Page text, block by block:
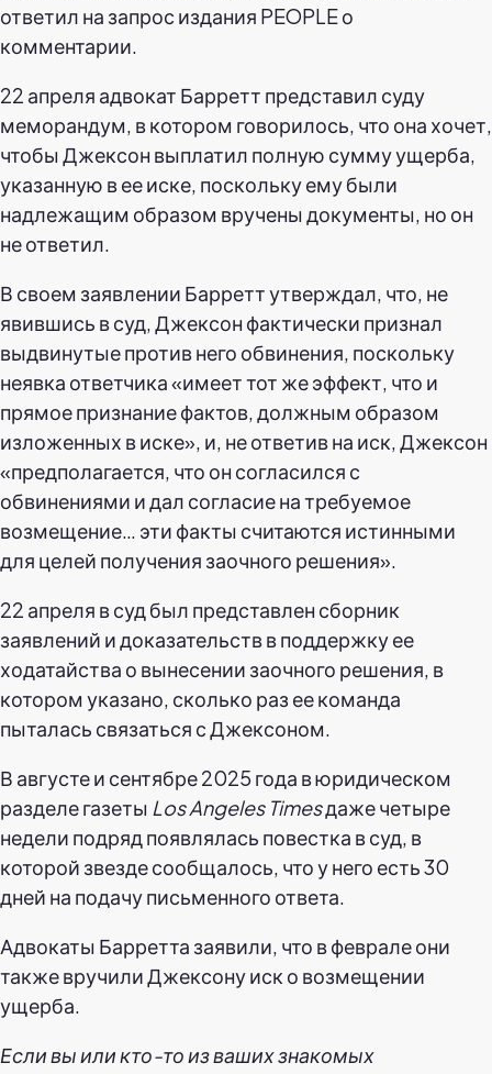
ответил на запрос издания PEOPLE о
комментарии.
22 апреля адвокат Барретт представил суду
меморандум, в котором говорилось, что она хочет,
чтобы Джексон выплатил полную сумму ущерба,
указанную в ее иске, поскольку ему были
надлежащим образом вручены документы, но он
не ответил.
В своем заявлении Барретт утверждал, что, не
явившись в суд, Джексон фактически признал
выдвинутые против него обвинения, поскольку
неявка ответчика «имеет тот же эффект, что и
прямое признание фактов, должным образом
изложенных в иске», и, не ответив на иск, Джексон
«предполагается, что он согласился с
обвинениями и дал согласие на требуемое
возмещение… эти факты считаются истинными
для целей получения заочного решения».
22 апреля в суд был представлен сборник
заявлений и доказательств в поддержку ее
ходатайства о вынесении заочного решения, в
котором указано, сколько раз ее команда
пыталась связаться с Джексоном.
В августе и сентябре 2025 года в юридическом
разделе газеты Los Angeles Timesдаже четыре
недели подряд появлялась повестка в суд, в
которой звезде сообщалось, что у него есть 30
дней на подачу письменного ответа.
Адвокаты Барретта заявили, что в феврале они
также вручили Джексону иск о возмещении
ущерба.
Если вы или кто-то из ваших знакомых